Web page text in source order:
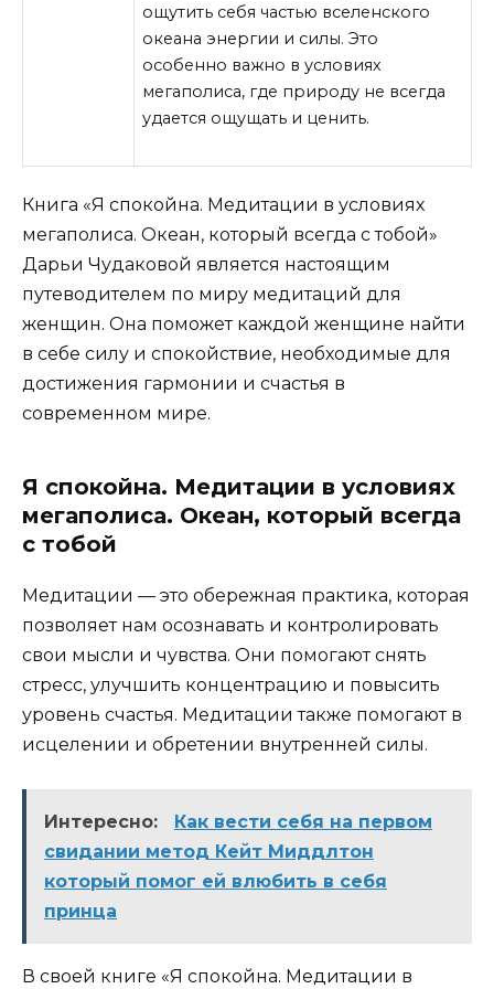
ощутить себя частью вселенского
океана энергии и силы. Это
особенно важно в условиях
мегаполиса, где природу не всегда
удается ощущать и ценить.
Книга «Я спокойна. Медитации в условиях
мегаполиса. Океан, который всегда с тобой»
Дарьи Чудаковой является настоящим
путеводителем по миру медитаций для
женщин. Она поможет каждой женщине найти
в себе силу и спокойствие, необходимые для
достижения гармонии и счастья в
современном мире.
Я спокойна. Медитации в условиях
мегаполиса. Океан, который всегда
с тобой
Медитации — это обережная практика, которая
позволяет нам осознавать и контролировать
свои мысли и чувства. Они помогают снять
стресс, улучшить концентрацию и повысить
уровень счастья. Медитации также помогают в
исцелении и обретении внутренней силы.
Интересно:
Как вести себя на первом
свидании метод Кейт Миддлтон
который помог ей влюбить в себя
принца
В своей книге «Я спокойна. Медитации в